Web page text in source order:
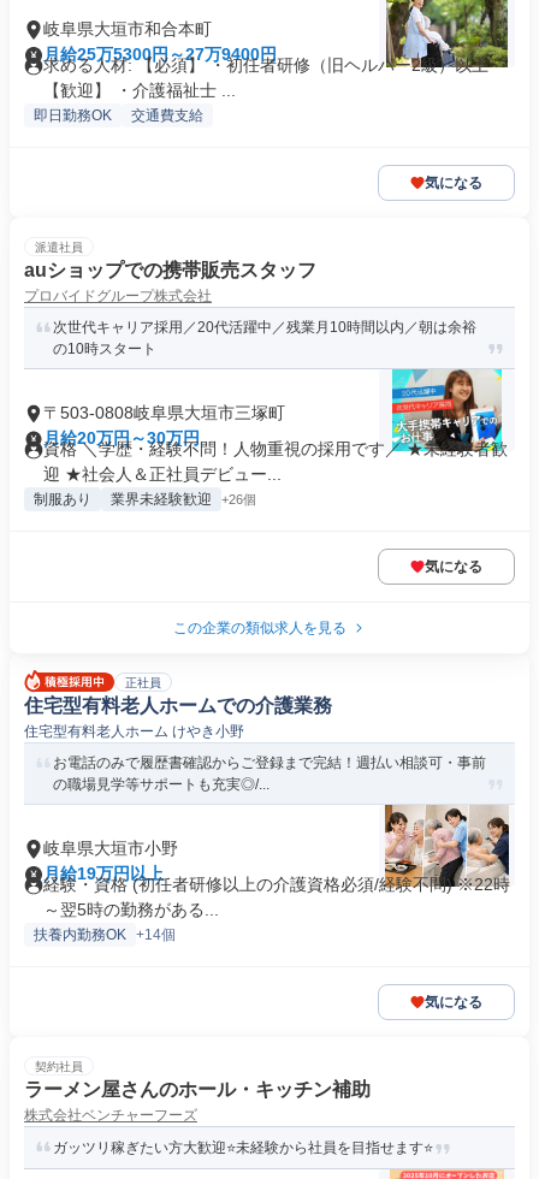
岐阜県大垣市和合本町
月給25万5300円～27万9400円
求める人材: 【必須】 ・初任者研修（旧ヘルパー2級）以上
【歓迎】 ・介護福祉士 ...
即日勤務OK 交通費支給
気になる
派遣社員
auショップでの携帯販売スタッフ
プロバイドグループ株式会社
次世代キャリア採用／20代活躍中／残業月10時間以内／朝は余裕
の10時スタート
〒503-0808岐阜県大垣市三塚町
月給20万円～30万円
資格 ＼学歴・経験不問！人物重視の採用です／ ★未経験者歓
迎 ★社会人＆正社員デビュー...
制服あり 業界未経験歓迎 +26個
気になる
この企業の類似求人を見る
正社員
住宅型有料老人ホームでの介護業務
住宅型有料老人ホーム けやき小野
お電話のみで履歴書確認からご登録まで完結！週払い相談可・事前
の職場見学等サポートも充実◎/...
岐阜県大垣市小野
月給19万円以上
経験・資格 (初任者研修以上の介護資格必須/経験不問) ※22時
～翌5時の勤務がある...
扶養内勤務OK +14個
気になる
契約社員
ラーメン屋さんのホール・キッチン補助
株式会社ベンチャーフーズ
ガッツリ稼ぎたい方大歓迎⭐未経験から社員を目指せます⭐